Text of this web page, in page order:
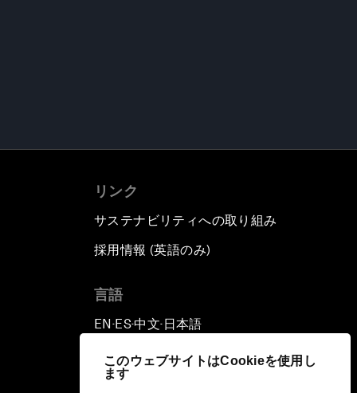
このウェブサイトはCookieを使用し
ます
リンク
サステナビリティへの取り組み
採用情報 (英語のみ)
言語
EN ▪ES▪中文▪ 日本語